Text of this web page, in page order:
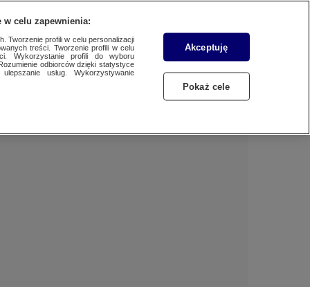
Dzień dobry!
ZALOGUJ SIĘ
w celu zapewnienia:
Tworzenie profili w celu personalizacji
treści. Tworzenie profili w celu
Wykorzystanie profili do wyboru
odbiorców dzięki statystyce
usług. Wykorzystywanie
Akceptuję
Pokaż cele